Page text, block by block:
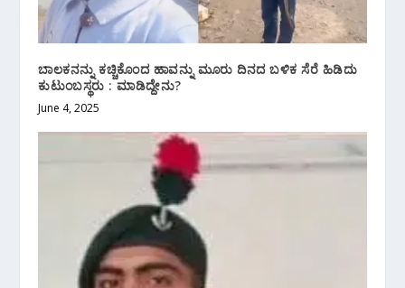
ಬಾಲಕನನ್ನು ಕಚ್ಚಿಕೊಂದ ಹಾವನ್ನು ಮೂರು ದಿನದ ಬಳಿಕ ಸೆರೆ ಹಿಡಿದು
ಕುಟುಂಬಸ್ಥರು : ಮಾಡಿದ್ದೇನು?
June 4, 2025